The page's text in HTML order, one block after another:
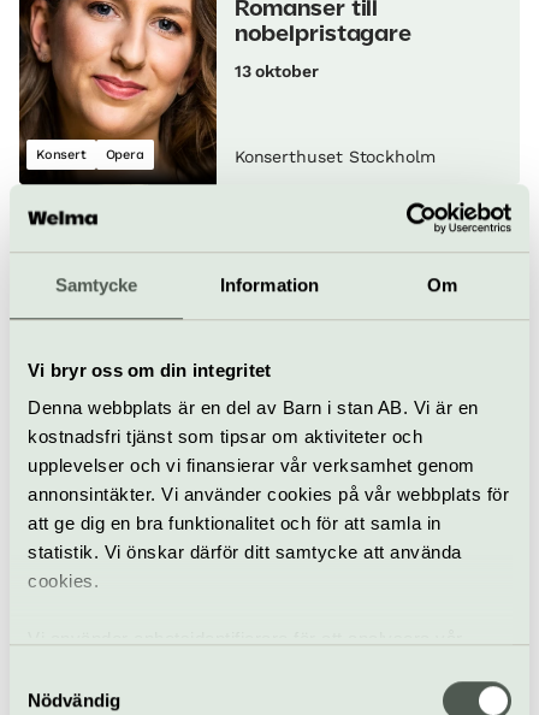
Samtycke Information Om
Vi bryr oss om din integritet
Denna webbplats är en del av Barn i stan AB. Vi är en
kostnadsfri tjänst som tipsar om aktiviteter och
upplevelser och vi finansierar vår verksamhet genom
annonsintäkter. Vi använder cookies på vår webbplats för
att ge dig en bra funktionalitet och för att samla in
statistik. Vi önskar därför ditt samtycke att använda
cookies.
samt tillhandahålla funktioner för sociala medier. Vi
Nödvändig
Konsert Opera
Romanser till
nobelpristagare
13 oktober
Konserthuset Stockholm
Mahler och Byström
14–15 oktober
Konserthuset Stockholm
Konsert
Eric Ericsons
Kammarkör och
Tranströmer
17 oktober